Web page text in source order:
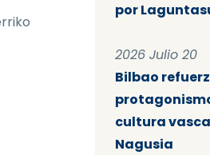
por
2026 Julio 20
Bilbao
cultura
Nagusia